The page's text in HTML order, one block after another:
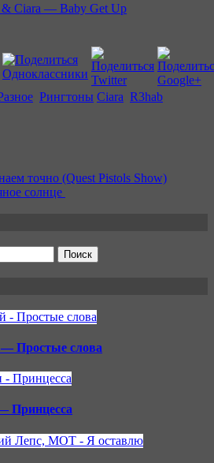
& Ciara — Baby Get Up
Рингтоны Ciara R3hab
точно (Quest Pistols Show)
солнце
Простые слова
Принцесса